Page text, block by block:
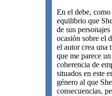
En el debe,
equilibrio que
de sus
ocasión sobre el
el autor crea una
que me parece
coherencia de
situados en este
género al que
consecuencias,